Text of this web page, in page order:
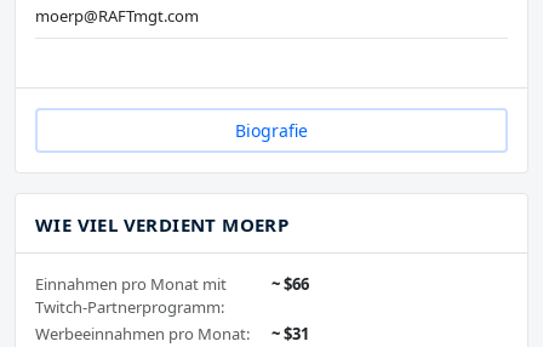
moerp@RAFTmgt.com
Biografie
WIE VIEL VERDIENT MOERP
Einnahmen pro Monat mit
Twitch-Partnerprogramm:
~ $66
Werbeeinnahmen pro Monat:
~ $31